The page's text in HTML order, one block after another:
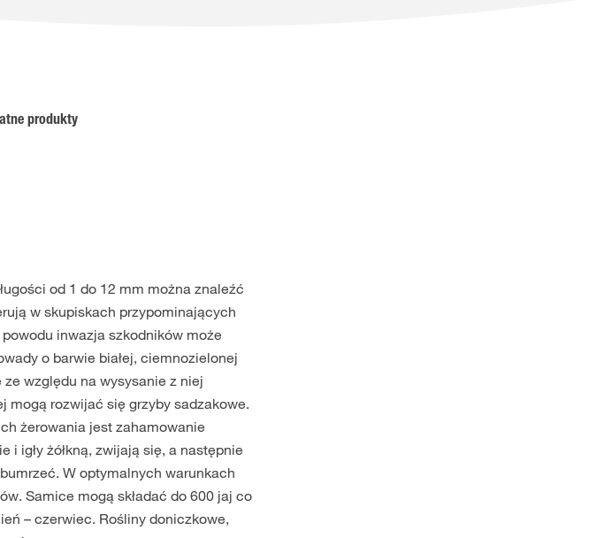
produkty
od 1 do 12 mm można znaleźć
w skupiskach przypominających
inwazja szkodników może
o barwie białej, ciemnozielonej
względu na wysysanie z niej
mogą rozwijać się grzyby sadzakowe.
żerowania jest zahamowanie
igły żółkną, zwijają się, a następnie
W optymalnych warunkach
Samice mogą składać do 600 jaj co
– czerwiec. Rośliny doniczkowe,